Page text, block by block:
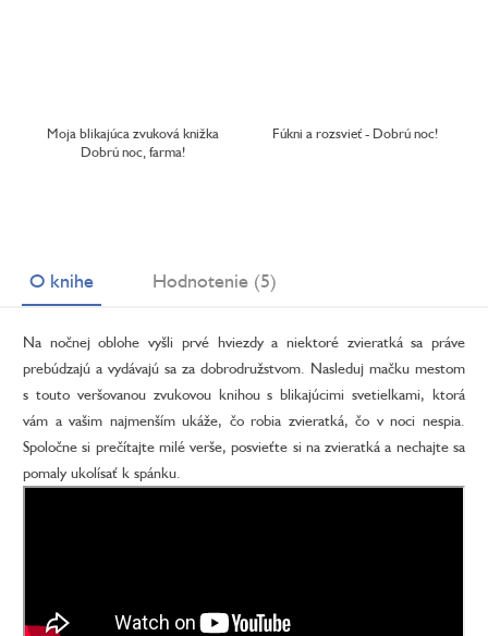
Moja blikajúca zvuková knižka
Dobrú noc, farma!
Fúkni a rozsvieť - Dobrú noc!
O knihe Hodnotenie (5)
Na nočnej oblohe vyšli prvé hviezdy a niektoré zvieratká sa práve
prebúdzajú a vydávajú sa za dobrodružstvom. Nasleduj mačku mestom
s touto veršovanou zvukovou knihou s blikajúcimi svetielkami, ktorá
vám a vašim najmenším ukáže, čo robia zvieratká, čo v noci nespia.
Spoločne si prečítajte milé verše, posvieťte si na zvieratká a nechajte sa
pomaly ukolísať k spánku.